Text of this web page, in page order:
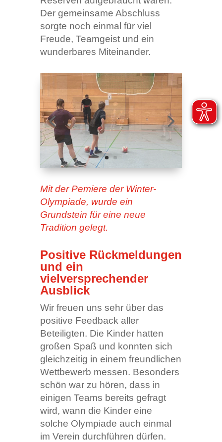
Der gemeinsame Abschluss
sorgte noch einmal für viel
Freude, Teamgeist und ein
wunderbares Miteinander.
Mit der Pemiere der Winter-
Olympiade, wurde ein
Grundstein für eine neue
Tradition gelegt.
Positive Rückmeldungen
und ein
vielversprechender
Ausblick
Wir freuen uns sehr über das
positive Feedback aller
Beteiligten. Die Kinder hatten
großen Spaß und konnten sich
gleichzeitig in einem freundlichen
Wettbewerb messen. Besonders
schön war zu hören, dass in
einigen Teams bereits gefragt
wird, wann die Kinder eine
solche Olympiade auch einmal
im Verein durchführen dürfen.